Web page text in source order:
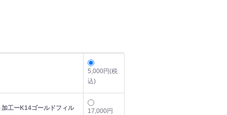
5,000円(税
込)
工ーK14ゴールドフィル
17,000円